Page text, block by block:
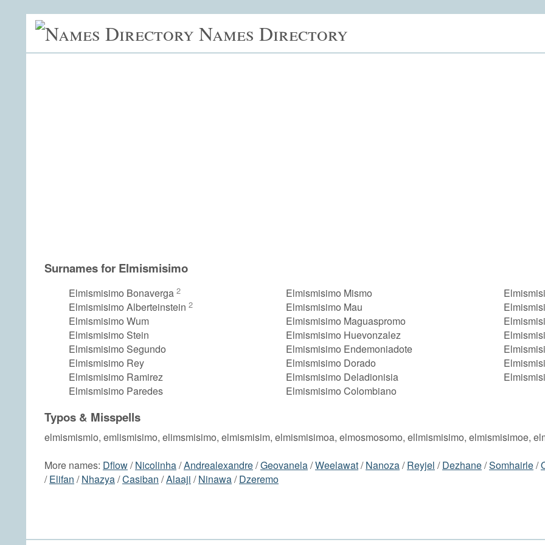
Names Directory
Surnames for Elmismisimo
Elmismisimo Bonaverga 2
Elmismisimo Alberteinstein 2
Elmismisimo Wum
Elmismisimo Stein
Elmismisimo Segundo
Elmismisimo Rey
Elmismisimo Ramirez
Elmismisimo Paredes
Elmismisimo Mismo
Elmismisimo Mau
Elmismisimo Maguaspromo
Elmismisimo Huevonzalez
Elmismisimo Endemoniadote
Elmismisimo Dorado
Elmismisimo Deladionisia
Elmismisimo Colombiano
Typos & Misspells
elmismismio, emlismisimo, elimsmisimo, elmismisim, elmismisimoa, elmosmosomo, ellmismisimo, elmismisimoe,
More names: Dflow/Nicolinha/Andrealexandre/Geovanela/Weelawat/Nanoza/Reyjel /Dezhane/Somhairle/
/Elifan /Nhazya/Casiban /Alaaji /Ninawa/Dzeremo